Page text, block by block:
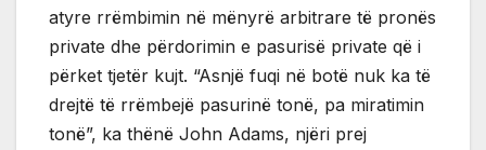
atyre rrëmbimin në mënyrë arbitrare të pronës
private dhe përdorimin e pasurisë private që i
përket tjetër kujt. “Asnjë fuqi në botë nuk ka të
drejtë të rrëmbejë pasurinë tonë, pa miratimin
tonë”, ka thënë John Adams, njëri prej